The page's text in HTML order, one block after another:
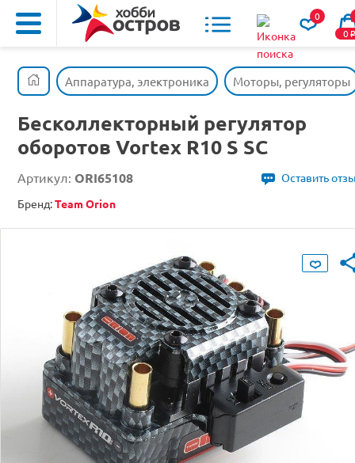
0
0o
Аппаратура, электроника Моторы, регуляторы
Бесколлекторный регулятор
оборотов Vortex R10 S SC
Артикул: ORI65108
Оставить
Бренд:Team Orion